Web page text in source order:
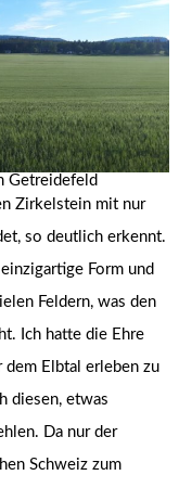
Getreidefeld
Zirkelstein mit nur
so deutlich erkennt.
Form und
Feldern, was den
Ich hatte die Ehre
dem Elbtal erleben zu
diesen, etwas
Da nur der
Schweiz zum